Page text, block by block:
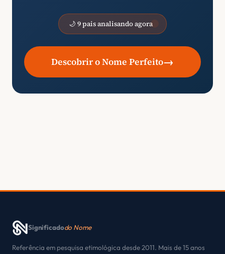
🌙 9 pais analisando agora
Descobrir o Nome Perfeito→
Significadodo Nome
Referência em pesquisa etimológica desde 2011. Mais de 15 anos